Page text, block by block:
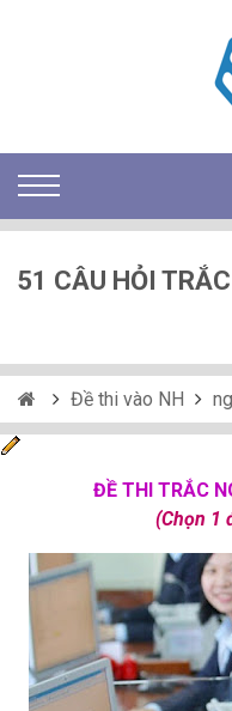
51 CÂU HỎI
Đề thi vào NH
ĐỀ THI TRẮC
(Chọn 1